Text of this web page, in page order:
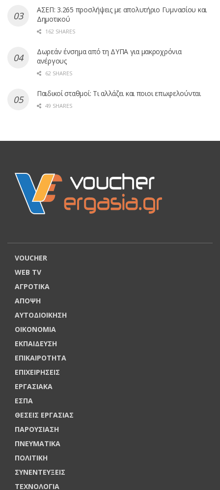
ΑΣΕΠ: 3.265 προσλήψεις με απολυτήριο Γυμνασίου και
Δημοτικού
162 SHARES
Δωρεάν ένσημα από τη ΔΥΠΑ για μακροχρόνια
ανέργους
62 SHARES
Παιδικοί σταθμοί: Τι αλλάζει και ποιοι επωφελούνται
49 SHARES
VOUCHER
WEB TV
ΑΓΡΟΤΙΚΑ
ΑΠΟΨΗ
ΑΥΤΟΔΙΟΙΚΗΣΗ
ΟΙΚΟΝΟΜΙΑ
ΕΚΠΑΙΔΕΥΣΗ
ΕΠΙΚΑΙΡΟΤΗΤΑ
ΕΠΙΧΕΙΡΗΣΕΙΣ
ΕΡΓΑΣΙΑΚΑ
ΕΣΠΑ
ΘΕΣΕΙΣ ΕΡΓΑΣΙΑΣ
ΠΑΡΟΥΣΙΑΣΗ
ΠΝΕΥΜΑΤΙΚΑ
ΠΟΛΙΤΙΚΗ
ΣΥΝΕΝΤΕΥΞΕΙΣ
ΤΕΧΝΟΛΟΓΙΑ